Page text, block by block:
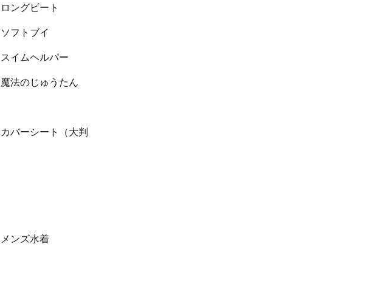
ングビート
フトブイ
イムヘルパー
法のじゅうたん
バーシート（大判
ンズ水着